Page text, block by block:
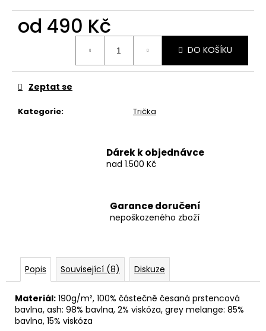
od 490 Kč
DO KOŠÍKU
Kategorie: Trička
Zeptat se
Dárek k objednávce
nad 1.500 Kč
Garance doručení
nepoškozeného zboží
Popis Související (8) Diskuze
Materiál: 190g/m², 100% částečně česaná prstencová
bavlna, ash: 98% bavlna, 2% viskóza, grey melange: 85%
bavlna, 15% viskóza
IS
WELCOME...